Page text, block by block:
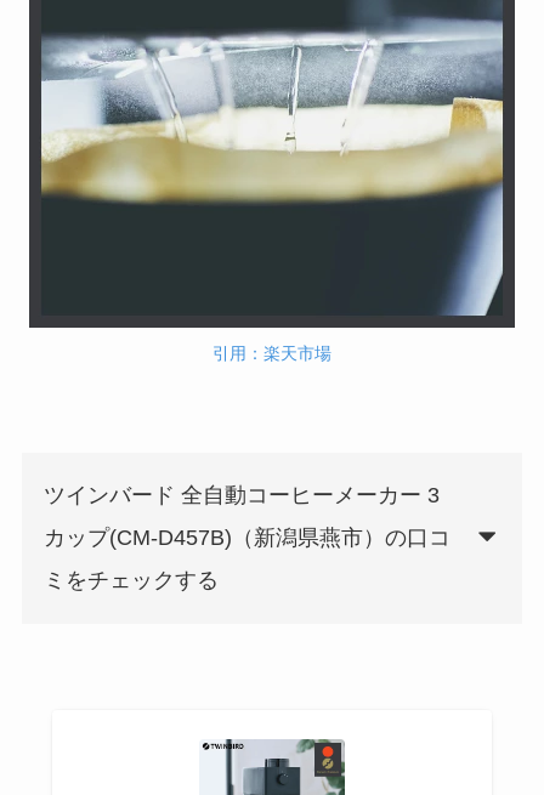
引用：楽天市場
ツインバード 全自動コーヒーメーカー 3
カップ(CM-D457B)（新潟県燕市）の口コ
ミをチェックする